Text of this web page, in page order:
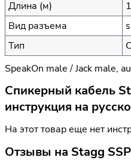
Длина (м)
Вид разъема
Тип
SpeakOn male / Jack male,
Спикерный кабель
инструкция на
На этот товар еще нет
Отзывы на Stagg